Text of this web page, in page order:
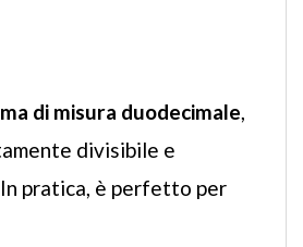
di misura duodecimale
divisibile e
pratica, è perfetto per